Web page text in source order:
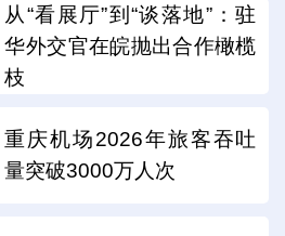
从“看展厅”到“谈落地”：驻
华外交官在皖抛出合作橄榄
枝
重庆机场2026年旅客吞吐
量突破3000万人次